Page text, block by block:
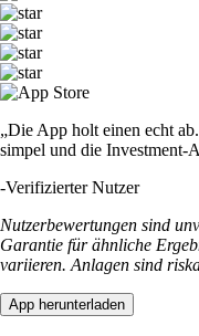
„Die App holt einen echt
simpel und die Investment-
-Verifizierter Nutzer
Nutzerbewertungen sind
Garantie für ähnliche
variieren. Anlagen sind
App herunterladen